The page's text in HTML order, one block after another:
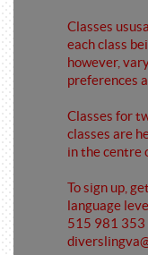
Classes
each class
however,
preferences
Classes for
classes are
in the centre
To sign up,
language
515 981 353